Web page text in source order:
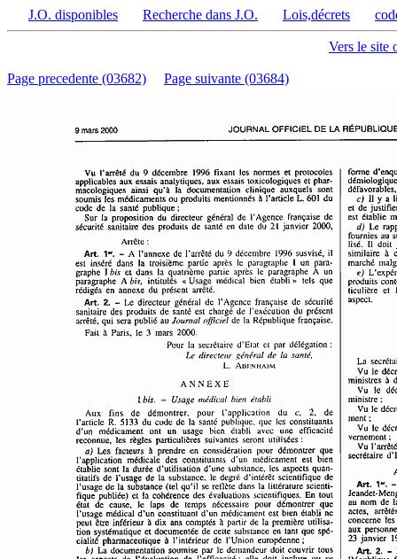
J.O. disponibles Recherche dans J.O. Lois,décrets
Vers le site
Page precedente (03682) Page suivante (03684)